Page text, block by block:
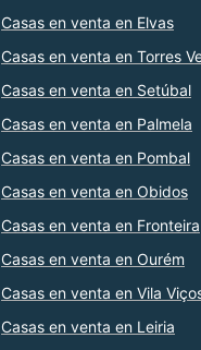
Casas en venta en Elvas
Casas en venta en Torres
Casas en venta en Setúbal
Casas en venta en Palmela
Casas en venta en Pombal
Casas en venta en Obidos
Casas en venta en Fronteira
Casas en venta en Ourém
Casas en venta en Vila
Casas en venta en Leiria